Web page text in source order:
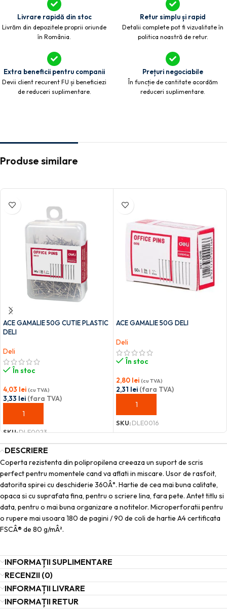
Livrare rapidă din stoc
Livrăm din depozitele proprii oriunde
în România.
Retur simplu și rapid
Detalii complete pot fi vizualitate în
politica noastră de retur.
Extra beneficii pentru companii
Devii client recurent FU și beneficiezi
de reduceri suplimentare.
Prețuri negociabile
În funcție de cantitate acordăm
reduceri suplimentare.
Produse similare
ACE GAMALIE 50G CUTIE PLASTIC
DELI
Deli
În stoc
4,03 lei (cu TVA)
3,33 lei (fara TVA)
ADAUGĂ ÎN COȘ
SKU:DLE0023
ACE GAMALIE 50G DELI
Deli
În stoc
2,80 lei (cu TVA)
2,31 lei (fara TVA)
ADAUGĂ ÎN COȘ
SKU:DLE0016
DESCRIERE
Coperta rezistenta din polipropilena creeaza un suport de scris
perfect pentru momentele cand va aflati in miscare. Usor de rasfoit,
datorita spirei cu deschiderie 360Â°. Hartie de cea mai buna calitate,
opaca si cu suprafata fina, pentru o scriere lina, fara pete. Antet titlu si
data, pentru o mai buna organizare a notitelor. Microperforatii pentru
o rupere mai usoara 180 de pagini / 90 de coli de hartie A4 certificata
FSCÂ® de 80 g/mÂ².
INFORMAȚII SUPLIMENTARE
RECENZII (0)
INFORMAȚII LIVRARE
INFORMAȚII RETUR